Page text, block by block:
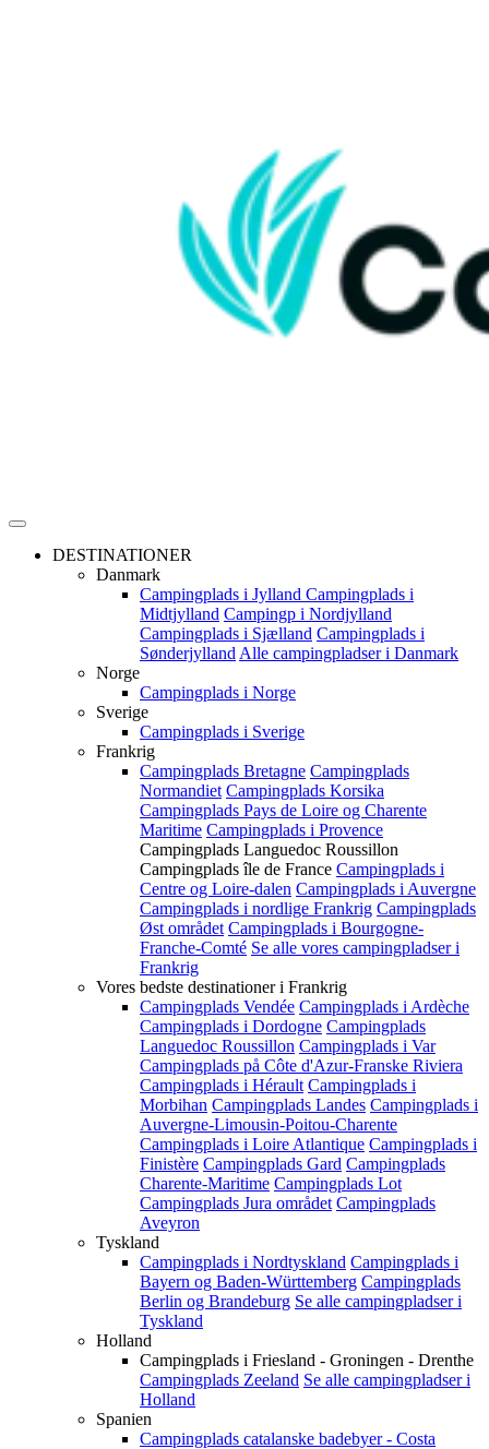
DESTINATIONER
Danmark
Campingplads i Jylland Campingplads i
Midtjylland Campingp i Nordjylland
Campingplads i Sjælland Campingplads i
Sønderjylland Alle campingpladser i Danmark
Norge
Campingplads i Norge
Sverige
Campingplads i Sverige
Frankrig
Campingplads Bretagne Campingplads
Normandiet Campingplads Korsika
Campingplads Pays de Loire og Charente
Maritime Campingplads i Provence
Campingplads Languedoc Roussillon
Campingplads île de France Campingplads i
Centre og Loire-dalen Campingplads i Auvergne
Campingplads i nordlige Frankrig Campingplads
Øst området Campingplads i Bourgogne-
Franche-Comté Se alle vores campingpladser i
Frankrig
Vores bedste destinationer i Frankrig
Campingplads Vendée Campingplads i Ardèche
Campingplads i Dordogne Campingplads
Languedoc Roussillon Campingplads i Var
Campingplads på Côte d'Azur-Franske Riviera
Campingplads i Hérault Campingplads i
Morbihan Campingplads Landes Campingplads i
Auvergne-Limousin-Poitou-Charente
Campingplads i Loire Atlantique Campingplads i
Finistère Campingplads Gard Campingplads
Charente-Maritime Campingplads Lot
Campingplads Jura området Campingplads
Aveyron
Tyskland
Campingplads i Nordtyskland Campingplads i
Bayern og Baden-Württemberg Campingplads
Berlin og Brandeburg Se alle campingpladser i
Tyskland
Holland
Campingplads i Friesland - Groningen - Drenthe
Campingplads Zeeland Se alle campingpladser i
Holland
Spanien
Campingplads catalanske badebyer - Costa